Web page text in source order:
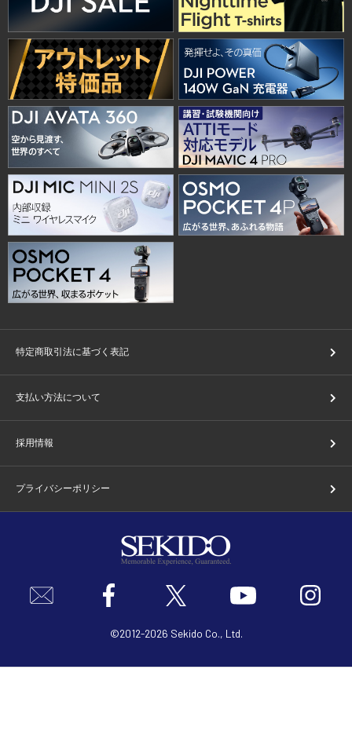
特定商取引法に基づく表記
支払い方法について
採用情報
プライバシーポリシー
©2012-2026 Sekido Co., Ltd.